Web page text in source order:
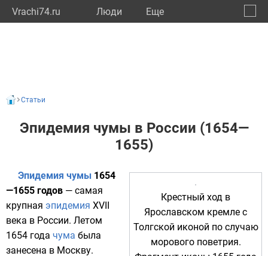
Vrachi74.ru Люди Eще
Статьи
Эпидемия чумы в России (1654—
1655)
Крестный ход в
Ярославском кремле с
Толгской иконой по случаю
морового поветрия.
Эпидемия чумы 1654
—1655 годов — самая
крупная эпидемия XVII
века в России. Летом
1654 года чума была
занесена в Москву.